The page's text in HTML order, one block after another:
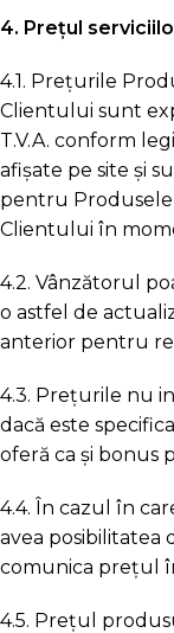
4. Prețul
4.1. Prețurile
Clientului sunt
T.V.A. conform
afișate pe site și
pentru Produsele
Clientului în
4.2. Vânzătorul
o astfel de
anterior pentru
4.3. Prețurile nu
dacă este
oferă ca și bonus
4.4. În cazul în
avea posibilitatea
comunica prețul
4.5. Prețul